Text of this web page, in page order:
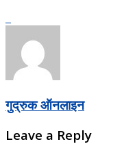
गुद्रुक ऑनलाइन
Leave a Reply